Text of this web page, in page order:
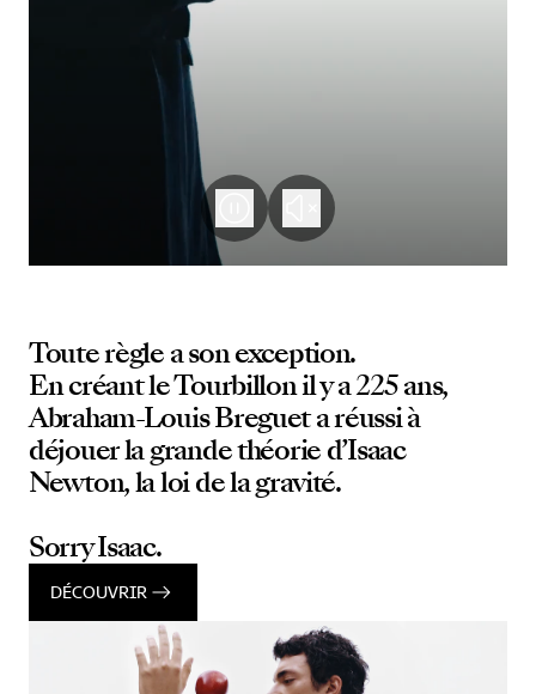
Toute règle a son exception.
En créant le Tourbillon il y a 225 ans,
Abraham-Louis Breguet a réussi à
déjouer la grande théorie d’Isaac
Newton, la loi de la gravité.
Sorry Isaac.
DÉCOUVRIR